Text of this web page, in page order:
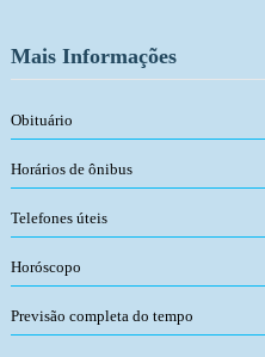
Mais Informações
Obituário
Horários de ônibus
Telefones úteis
Horóscopo
Previsão completa do tempo